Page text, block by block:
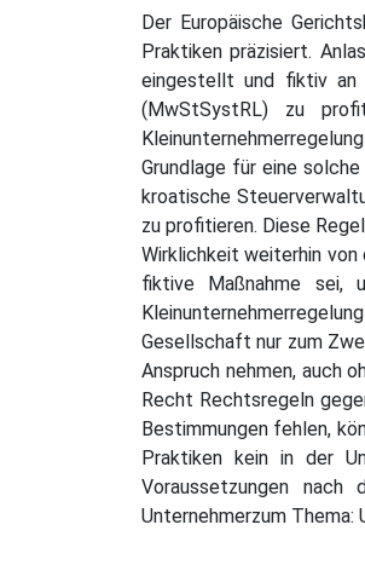
Der Europäische
Praktiken präzisiert.
eingestellt und fiktiv an
(MwStSystRL) zu
Grundlage für eine
kroatische
zu profitieren. Diese
Wirklichkeit weiterhin von
fiktive Maßnahme sei,
Gesellschaft nur zum
Anspruch nehmen, auch
Recht Rechtsregeln
Bestimmungen fehlen,
Praktiken kein in der
Voraussetzungen
Unternehmerzum